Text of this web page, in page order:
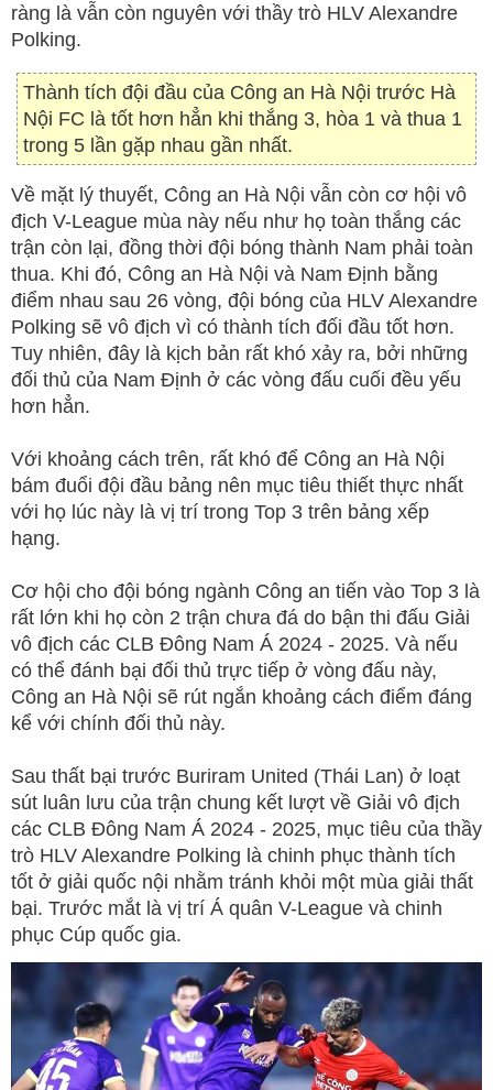
ràng là vẫn còn nguyên với thầy trò HLV Alexandre
Polking.
Thành tích đội đầu của Công an Hà Nội trước Hà
Nội FC là tốt hơn hẳn khi thắng 3, hòa 1 và thua 1
trong 5 lần gặp nhau gần nhất.
Về mặt lý thuyết, Công an Hà Nội vẫn còn cơ hội vô
địch V-League mùa này nếu như họ toàn thắng các
trận còn lại, đồng thời đội bóng thành Nam phải toàn
thua. Khi đó, Công an Hà Nội và Nam Định bằng
điểm nhau sau 26 vòng, đội bóng của HLV Alexandre
Polking sẽ vô địch vì có thành tích đối đầu tốt hơn.
Tuy nhiên, đây là kịch bản rất khó xảy ra, bởi những
đối thủ của Nam Định ở các vòng đấu cuối đều yếu
hơn hẳn.
Với khoảng cách trên, rất khó để Công an Hà Nội
bám đuổi đội đầu bảng nên mục tiêu thiết thực nhất
với họ lúc này là vị trí trong Top 3 trên bảng xếp
hạng.
Cơ hội cho đội bóng ngành Công an tiến vào Top 3 là
rất lớn khi họ còn 2 trận chưa đá do bận thi đấu Giải
vô địch các CLB Đông Nam Á 2024 - 2025. Và nếu
có thể đánh bại đối thủ trực tiếp ở vòng đấu này,
Công an Hà Nội sẽ rút ngắn khoảng cách điểm đáng
kể với chính đối thủ này.
Sau thất bại trước Buriram United (Thái Lan) ở loạt
sút luân lưu của trận chung kết lượt về Giải vô địch
các CLB Đông Nam Á 2024 - 2025, mục tiêu của thầy
trò HLV Alexandre Polking là chinh phục thành tích
tốt ở giải quốc nội nhằm tránh khỏi một mùa giải thất
bại. Trước mắt là vị trí Á quân V-League và chinh
phục Cúp quốc gia.